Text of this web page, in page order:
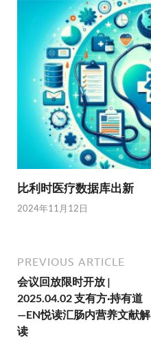
比利时医疗数据库出新
2024年11月12日
PREVIOUS ARTICLE
会议回放限时开放 |
2025.04.02 支有方·持有道
—EN悦读汇肠内营养文献解
读